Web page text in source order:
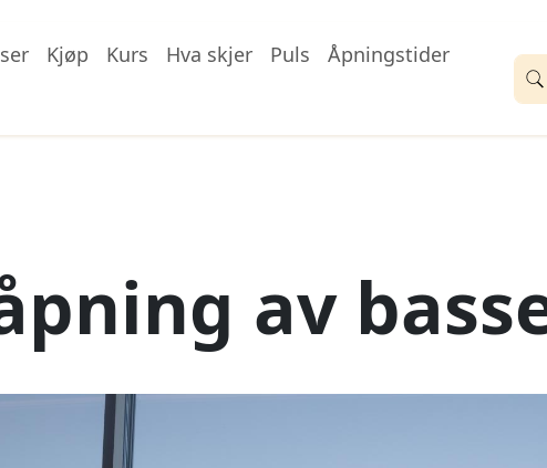
Kjøp Kurs Hva skjer Puls
Åpningstider
av